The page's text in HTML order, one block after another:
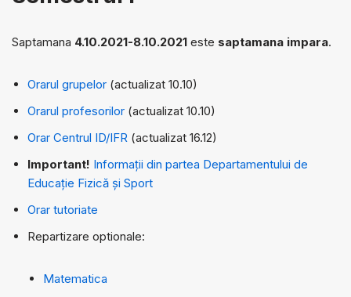
Saptamana 4.10.2021-8.10.2021 este saptamana impara.
Orarul grupelor (actualizat 10.10)
Orarul profesorilor (actualizat 10.10)
Orar Centrul ID/IFR (actualizat 16.12)
Important! Informații din partea Departamentului de
Educație Fizică și Sport
Orar tutoriate
Repartizare optionale:
Matematica